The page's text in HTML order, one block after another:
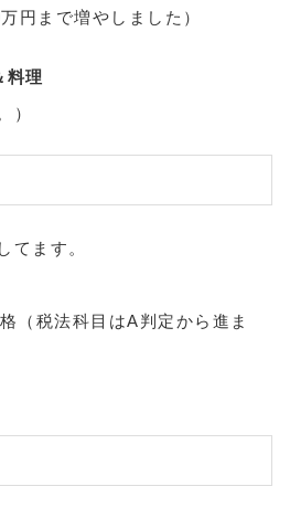
円まで増やしました）
料理
）
てます。
（税法科目はA判定から進ま